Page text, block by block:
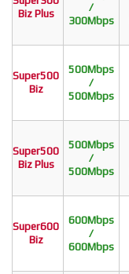
Biz Plus
/
300Mbps
Super500
Biz
500Mbps
/
500Mbps
Super500
Biz Plus
500Mbps
/
500Mbps
Super600
Biz
600Mbps
/
600Mbps